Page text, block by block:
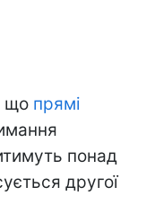
що прямі
понад
другої